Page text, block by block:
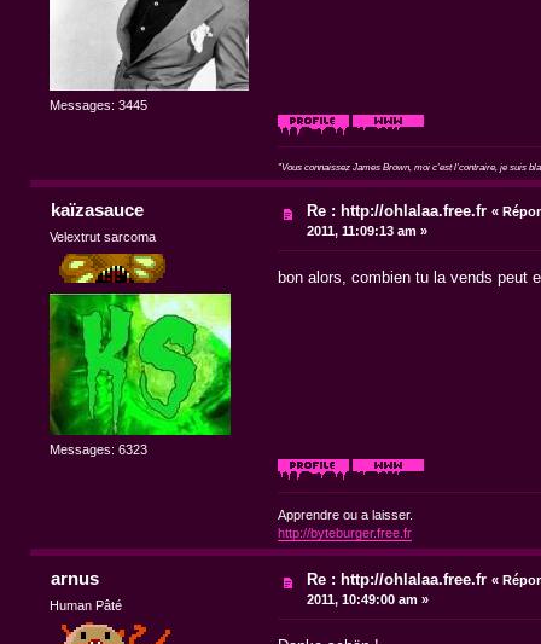
Messages: 3445
"Vous connaissez James Brown, moi c'est l'contraire, je suis
kaïzasauce
Velextrut sarcoma
Messages: 6323
Re : http://ohlalaa.free.fr «
2011, 11:09:13 am »
bon alors, combien tu la vends peut
Apprendre ou a laisser.
http://byteburger.free.fr
arnus
Human Pâté
Re : http://ohlalaa.free.fr «
2011, 10:49:00 am »